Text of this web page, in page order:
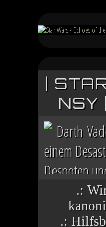
|
NSY
Darth
einem
Despoten
Chaos
.:
.: